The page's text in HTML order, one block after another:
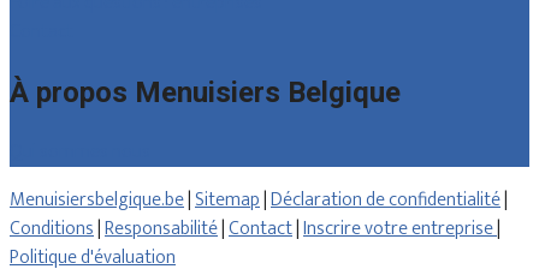
À propos Menuisiers Belgique
Menuisiersbelgique.be|Sitemap|Déclaration de confidentialité|
Conditions|Responsabilité|Contact|Inscrire votre entreprise|
Politique d'évaluation